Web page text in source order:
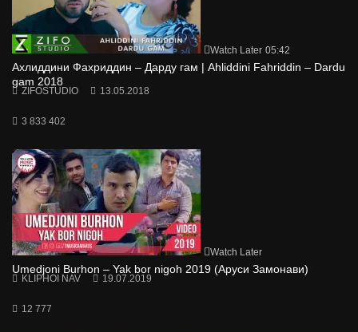
Watch Later 05:42
Ахлиддини Фахриддин – Дарду гам | Ahliddini Fahriddin – Dardu
gam 2018
ZIFOSTUDIO 13.05.2018
3 833 402
Watch Later
Umedjoni Burhon – Yak bor nigoh 2019 (Аруси Замонави)
KLIPHOI NAV 19.07.2019
12 777